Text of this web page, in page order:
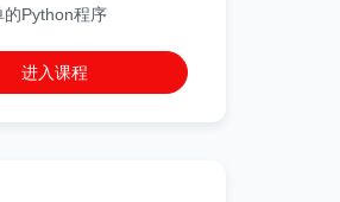
的Python程序
进入课程